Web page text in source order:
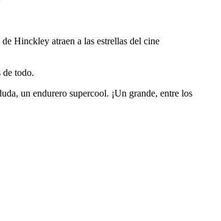
Hinckley atraen a las estrellas del cine
de todo.
un endurero supercool. ¡Un grande, entre los